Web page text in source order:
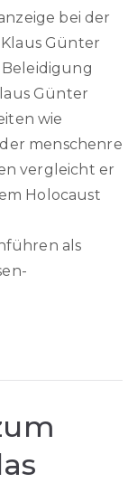
bei der
Günter
Günter
wie
menschenre
vergleicht er
Holocaust
als